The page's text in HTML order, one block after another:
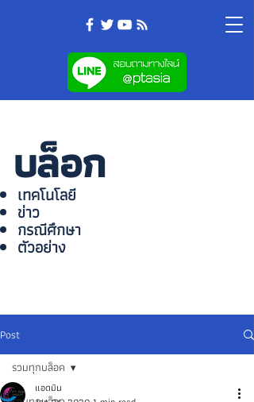
บล็อก
เทคโนโลยี
ข่าว
กรณีศึกษา
ตัวอย่าง
Post
รวมทุกบล็อค
แอดมิน